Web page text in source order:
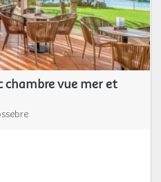
chambre vue mer et